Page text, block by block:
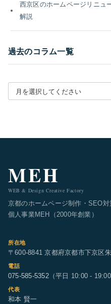
西京区のホームページリニュ
解説
過去のコラム一覧
月別アーカイブを選択
MEH
WEB & Design Creative Factory
京都のホームページ制作・SEO
個人事業MEH（2000年創業）
所在地
〒600-8841 京都府京都市下京区
電話
075-585-5352（平日 10:00 - 19:00
代表
和本 賢一